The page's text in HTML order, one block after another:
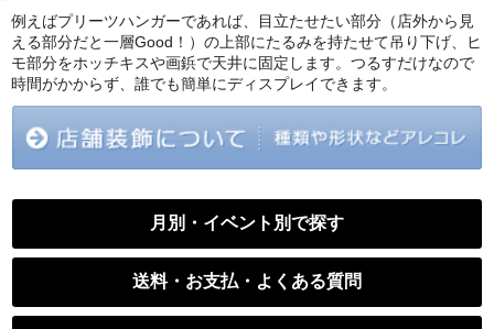
例えばプリーツハンガーであれば、目立たせたい部分（店外から見
える部分だと一層Good！）の上部にたるみを持たせて吊り下げ、ヒ
モ部分をホッチキスや画鋲で天井に固定します。つるすだけなので
時間がかからず、誰でも簡単にディスプレイできます。
月別・イベント別で探す
送料・お支払・よくある質問